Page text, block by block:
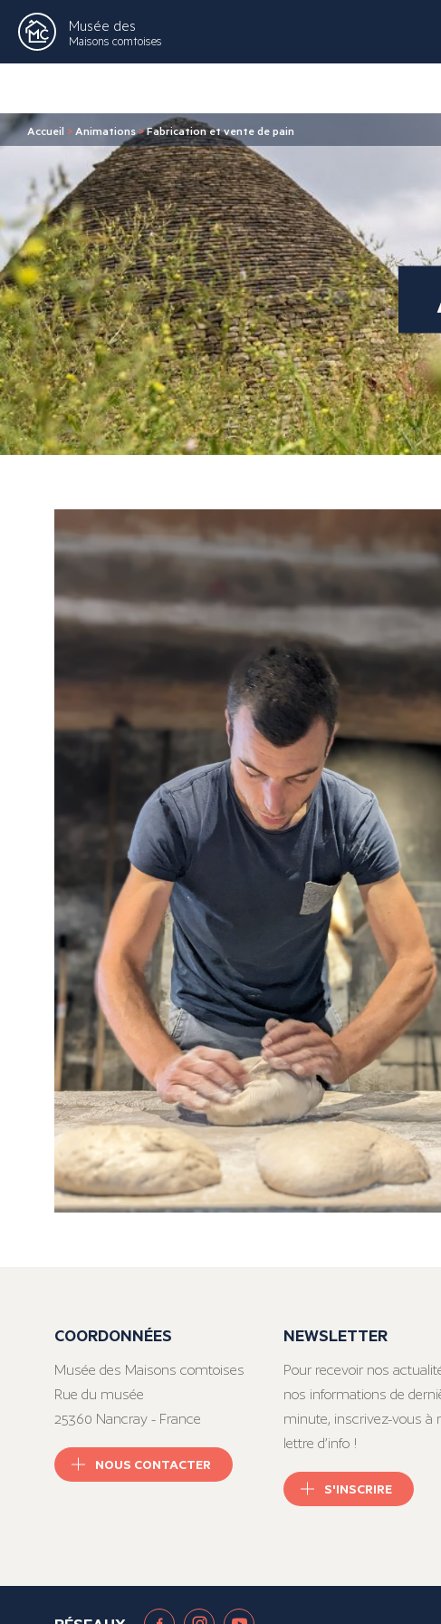
Musée des
Maisons comtoises
Accueil > Animations>Fabrication et vente de pain
COORDONNÉES
Musée des Maisons comtoises
Rue du musée
25360 Nancray - France
NOUS CONTACTER
NEWSLETTER
Pour recevoir nos
nos informations de
minute, inscrivez-vous à
lettre d’info !
S'INSCRIRE